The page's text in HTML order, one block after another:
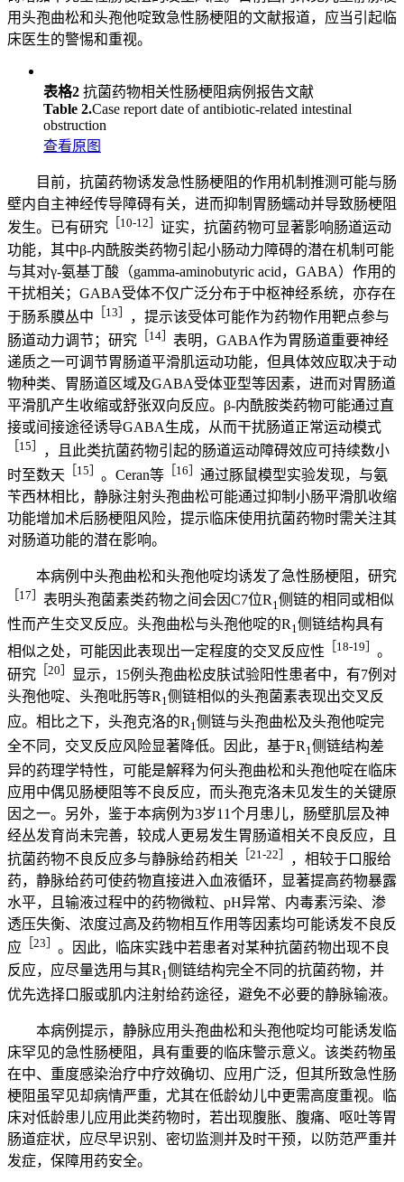
用头孢曲松和头孢他啶致急性肠梗阻的文献报道，应当引起临
床医生的警惕和重视。
表格2 抗菌药物相关性肠梗阻病例报告文献
Table 2.Case report date of antibiotic-related intestinal
obstruction
查看原图
目前，抗菌药物诱发急性肠梗阻的作用机制推测可能与肠
壁内自主神经传导障碍有关，进而抑制胃肠蠕动并导致肠梗阻
发生。已有研究 ［10-12］ 证实，抗菌药物可显著影响肠道运动
功能，其中β-内酰胺类药物引起小肠动力障碍的潜在机制可能
与其对γ-氨基丁酸（gamma-aminobutyric acid，GABA）作用的
干扰相关；GABA受体不仅广泛分布于中枢神经系统，亦存在
于肠系膜丛中 ［13］
，提示该受体可能作为药物作用靶点参与
肠道动力调节；研究 ［14］ 表明，GABA作为胃肠道重要神经
递质之一可调节胃肠道平滑肌运动功能，但具体效应取决于动
物种类、胃肠道区域及GABA受体亚型等因素，进而对胃肠道
平滑肌产生收缩或舒张双向反应。β-内酰胺类药物可能通过直
接或间接途径诱导GABA生成，从而干扰肠道正常运动模式
［15］
，且此类抗菌药物引起的肠道运动障碍效应可持续数小
时至数天 ［15］ 。Ceran等 ［16］ 通过豚鼠模型实验发现，与氨
苄西林相比，静脉注射头孢曲松可能通过抑制小肠平滑肌收缩
功能增加术后肠梗阻风险，提示临床使用抗菌药物时需关注其
对肠道功能的潜在影响。
本病例中头孢曲松和头孢他啶均诱发了急性肠梗阻，研究
［17］ 表明头孢菌素类药物之间会因C7位R 1 侧链的相同或相似
性而产生交叉反应。头孢曲松与头孢他啶的R1侧链结构具有
相似之处，可能因此表现出一定程度的交叉反应性 ［18-19］ 。
研究 ［20］
显示，15例头孢曲松皮肤试验阳性患者中，有7例对
头孢他啶、头孢吡肟等R 1侧链相似的头孢菌素表现出交叉反
应。相比之下，头孢克洛的R 1 侧链与头孢曲松及头孢他啶完
全不同，交叉反应风险显著降低。因此，基于R 1 侧链结构差
异的药理学特性，可能是解释为何头孢曲松和头孢他啶在临床
应用中偶见肠梗阻等不良反应，而头孢克洛未见发生的关键原
因之一。另外，鉴于本病例为3岁11个月患儿，肠壁肌层及神
经丛发育尚未完善，较成人更易发生胃肠道相关不良反应，且
抗菌药物不良反应多与静脉给药相关 ［21-22］
，相较于口服给
药，静脉给药可使药物直接进入血液循环，显著提高药物暴露
水平，且输液过程中的药物微粒、pH异常、内毒素污染、渗
透压失衡、浓度过高及药物相互作用等因素均可能诱发不良反
应 ［23］ 。因此，临床实践中若患者对某种抗菌药物出现不良
反应，应尽量选用与其R 1 侧链结构完全不同的抗菌药物，并
优先选择口服或肌内注射给药途径，避免不必要的静脉输液。
本病例提示，静脉应用头孢曲松和头孢他啶均可能诱发临
床罕见的急性肠梗阻，具有重要的临床警示意义。该类药物虽
在中、重度感染治疗中疗效确切、应用广泛，但其所致急性肠
梗阻虽罕见却病情严重，尤其在低龄幼儿中更需高度重视。临
床对低龄患儿应用此类药物时，若出现腹胀、腹痛、呕吐等胃
肠道症状，应尽早识别、密切监测并及时干预，以防范严重并
发症，保障用药安全。